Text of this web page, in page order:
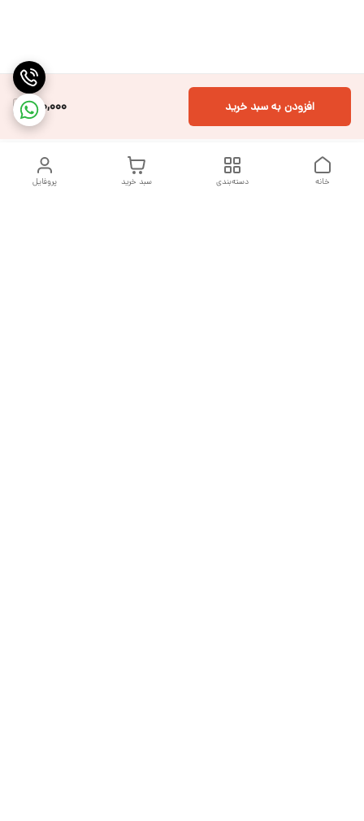
810,000 افزودن به سبد خرید
پروفایل سبد خرید دسته‌بندی خانه